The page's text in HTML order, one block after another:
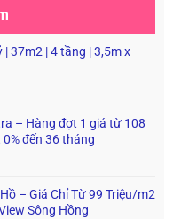
| 37m2 | 4 tầng | 3,5m x
– Hàng đợt 1 giá từ 108
đến 36 tháng
– Giá Chỉ Từ 99 Triệu/m2
Sông Hồng